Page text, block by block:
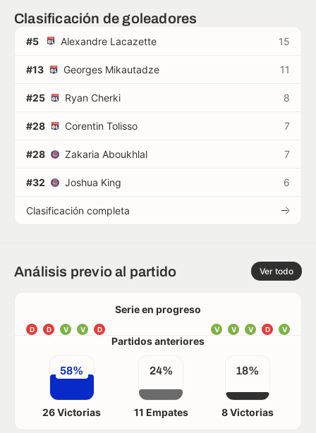
Clasificación de goleadores
#5 Alexandre Lacazette 15
#13 Georges Mikautadze 11
#25 Ryan Cherki 8
#28 Corentin Tolisso 7
#28 Zakaria Aboukhlal 7
#32 Joshua King 6
Clasificación completa
Análisis previo al partido Ver todo
Serie en progreso
D D V V D V
D
V
V
V
Partidos anteriores
58%
26 Victorias
24%
11 Empates
18%
8 Victorias